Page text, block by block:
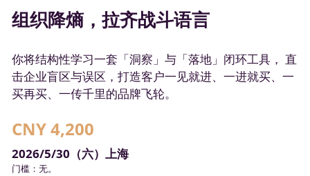
组织降熵，拉齐战斗语言
你将结构性学习一套「洞察」与「落地」闭环工具， 直
击企业盲区与误区，打造客户一见就进、一进就买、一
买再买、一传千里的品牌飞轮。
CNY 4,200
2026/5/30（六）上海
门槛：无。